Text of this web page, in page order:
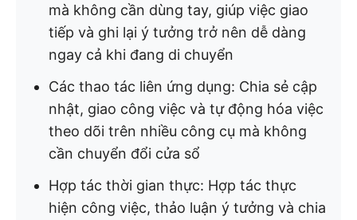
mà không cần dùng tay, giúp việc giao
tiếp và ghi lại ý tưởng trở nên dễ dàng
ngay cả khi đang di chuyển
Các thao tác liên ứng dụng: Chia sẻ cập
nhật, giao công việc và tự động hóa việc
theo dõi trên nhiều công cụ mà không
cần chuyển đổi cửa sổ
Hợp tác thời gian thực: Hợp tác thực
hiện công việc, thảo luận ý tưởng và chia